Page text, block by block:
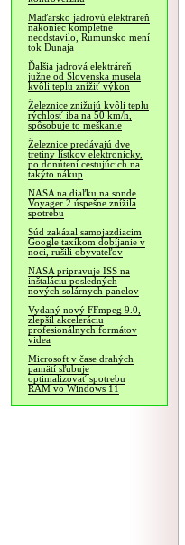
Maďarsko jadrovú elektráreň
nakoniec kompletne
neodstavilo, Rumunsko mení
tok Dunaja
Ďalšia jadrová elektráreň
južne od Slovenska musela
kvôli teplu znížiť výkon
Železnice znižujú kvôli teplu
rýchlosť iba na 50 km/h,
spôsobuje to meškanie
Železnice predávajú dve
tretiny lístkov elektronicky,
po donútení cestujúcich na
takýto nákup
NASA na diaľku na sonde
Voyager 2 úspešne znížila
spotrebu
Súd zakázal samojazdiacim
Google taxíkom dobíjanie v
noci, rušili obyvateľov
NASA pripravuje ISS na
inštaláciu posledných
nových solárnych panelov
Vydaný nový FFmpeg 9.0,
zlepšil akceleráciu
profesionálnych formátov
videa
Microsoft v čase drahých
pamätí sľubuje
optimalizovať spotrebu
RAM vo Windows 11